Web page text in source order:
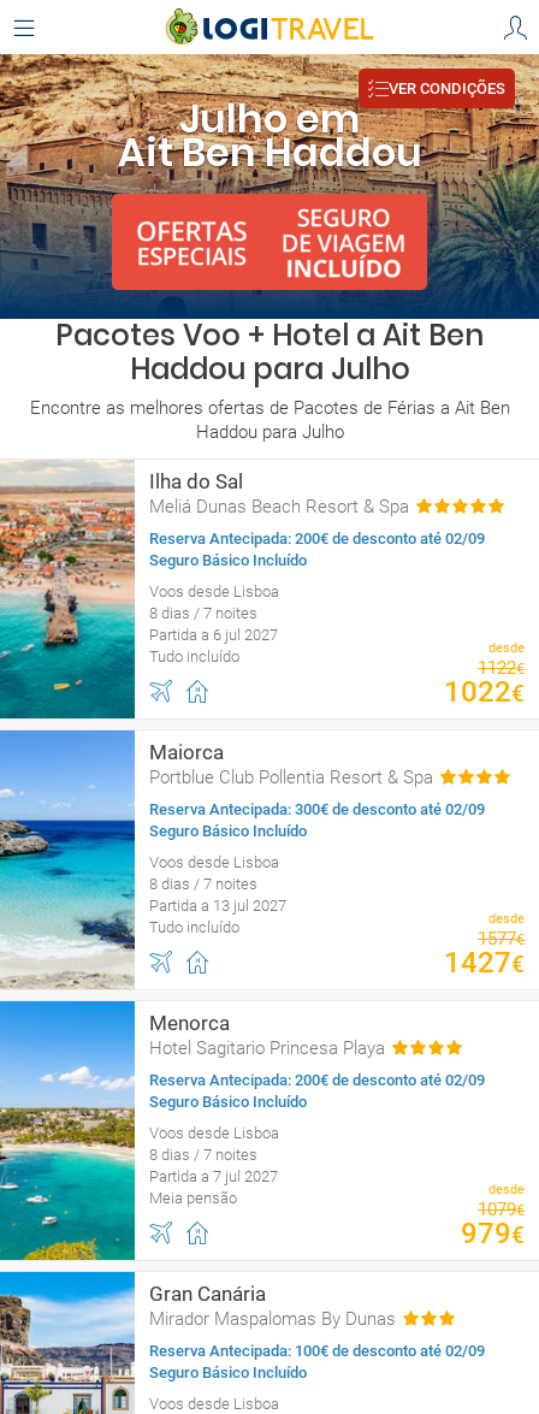
Julho em
Ait Ben Haddou
VER CONDIÇÕES
Pacotes Voo + Hotel a Ait Ben
Haddou para Julho
Encontre as melhores ofertas de Pacotes de Férias a Ait Ben
Haddou para Julho
Ilha do Sal
Meliá Dunas Beach Resort & Spa
Reserva Antecipada: 200€ de desconto até 02/09
Seguro Básico Incluído
Voos desde Lisboa
8 dias / 7 noites
Partida a 6 jul 2027
Tudo incluído
desde
1122€
1022€
Maiorca
Portblue Club Pollentia Resort & Spa
Reserva Antecipada: 300€ de desconto até 02/09
Seguro Básico Incluído
Voos desde Lisboa
8 dias / 7 noites
Partida a 13 jul 2027
Tudo incluído
desde
1577€
1427€
Menorca
Hotel Sagitario Princesa Playa
Reserva Antecipada: 200€ de desconto até 02/09
Seguro Básico Incluído
Voos desde Lisboa
8 dias / 7 noites
Partida a 7 jul 2027
Meia pensão
desde
1079€
979€
Gran Canária
Mirador Maspalomas By Dunas
Reserva Antecipada: 100€ de desconto até 02/09
Seguro Básico Incluído
Voos desde Lisboa